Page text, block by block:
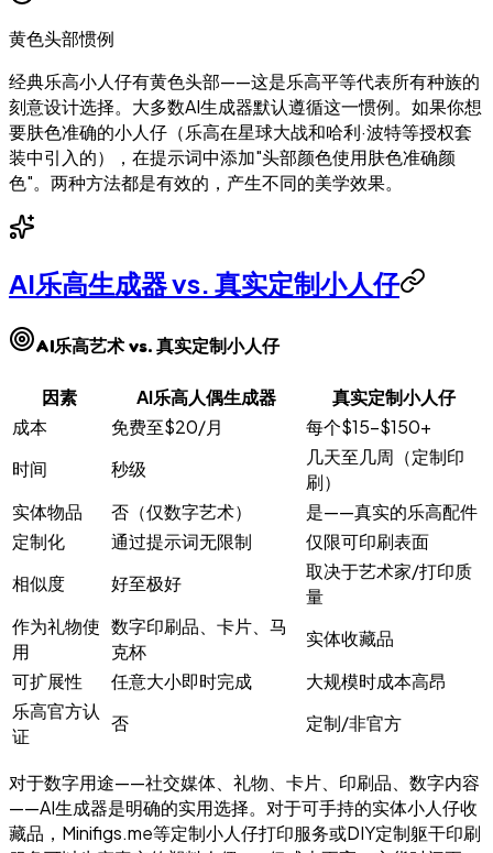
黄色头部惯例
经典乐高小人仔有黄色头部——这是乐高平等代表所有种族的
刻意设计选择。大多数AI生成器默认遵循这一惯例。如果你想
要肤色准确的小人仔（乐高在星球大战和哈利·波特等授权套
装中引入的），在提示词中添加"头部颜色使用肤色准确颜
色"。两种方法都是有效的，产生不同的美学效果。
AI乐高生成器 vs. 真实定制小人仔
AI乐高艺术 vs. 真实定制小人仔
因素 AI乐高人偶生成器
真实定制小人仔
成本
免费至$20/月
每个$15-$150+
时间
秒级
几天至几周（定制印
刷）
实体物品
否（仅数字艺术）
是——真实的乐高配件
定制化
通过提示词无限制
仅限可印刷表面
相似度
好至极好
取决于艺术家/打印质
量
作为礼物使
用
数字印刷品、卡片、马
克杯
实体收藏品
可扩展性
任意大小即时完成
大规模时成本高昂
乐高官方认
证
否 定制/非官方
对于数字用途——社交媒体、礼物、卡片、印刷品、数字内容
——AI生成器是明确的实用选择。对于可手持的实体小人仔收
藏品，Minifigs.me等定制小人仔打印服务或DIY定制躯干印刷